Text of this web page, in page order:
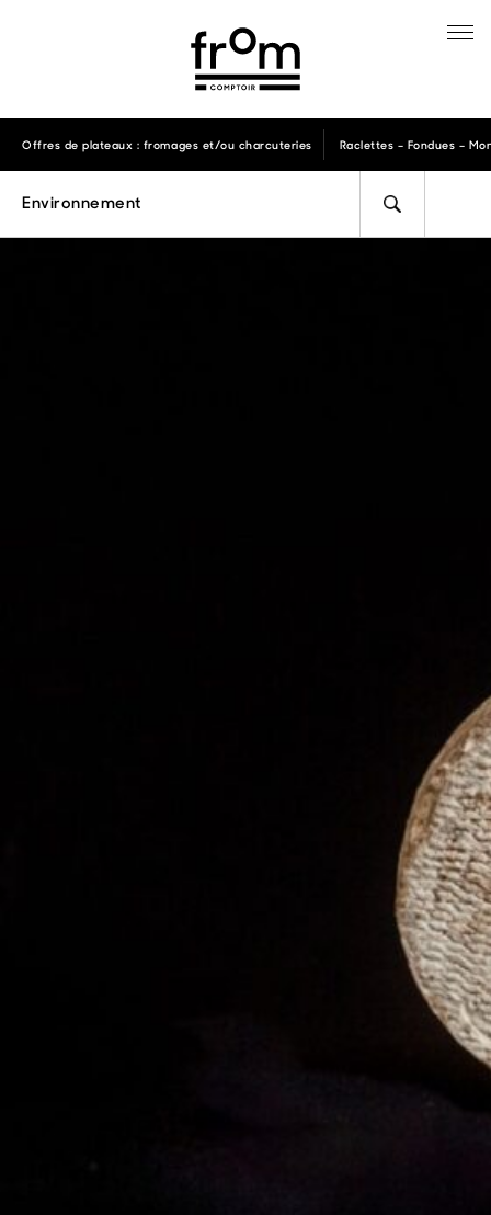
Offres de plateaux : fromages et/ou charcuteries Raclettes – Fondues –
Environnement